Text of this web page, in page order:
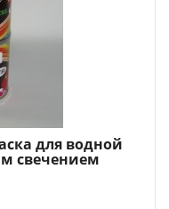
для водной
свечением